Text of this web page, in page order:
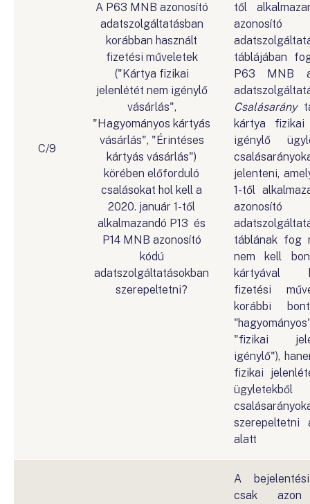
C/9
A P63 MNB azonosító
adatszolgáltatásban
korábban használt
fizetési műveletek
("Kártya fizikai
jelenlétét nem igénylő
vásárlás",
"Hagyományos kártyás
vásárlás", "Érintéses
kártyás vásárlás")
körében előforduló
csalásokat hol kell a
2020. január 1-től
alkalmazandó P13 és
P14 MNB azonosító
kódú
adatszolgáltatásokban
szerepeltetni?
től
táblájában
P63 MNB
Csalásarány
kártya
igénylő
jelenteni,
1-től
táblának fog
nem kell
kártyával
fizetési
korábbi
"fizikai
igénylő"),
fizikai
alatt
A
csak azon